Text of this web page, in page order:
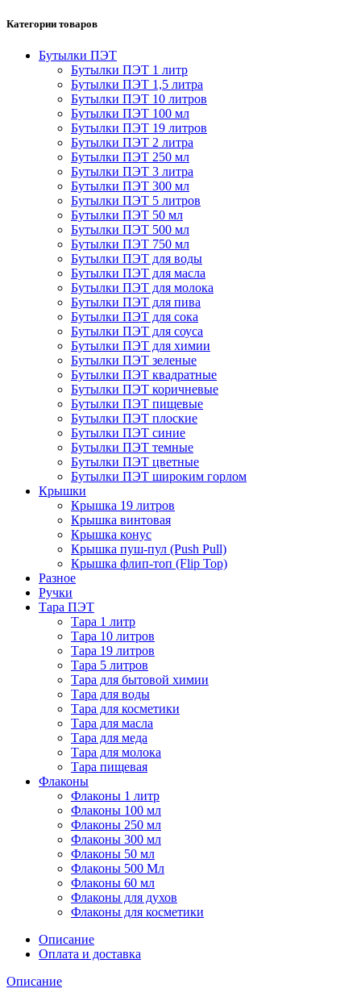
Категории товаров
Бутылки ПЭТ
Бутылки ПЭТ 1 литр
Бутылки ПЭТ 1,5 литра
Бутылки ПЭТ 10 литров
Бутылки ПЭТ 100 мл
Бутылки ПЭТ 19 литров
Бутылки ПЭТ 2 литра
Бутылки ПЭТ 250 мл
Бутылки ПЭТ 3 литра
Бутылки ПЭТ 300 мл
Бутылки ПЭТ 5 литров
Бутылки ПЭТ 50 мл
Бутылки ПЭТ 500 мл
Бутылки ПЭТ 750 мл
Бутылки ПЭТ для воды
Бутылки ПЭТ для масла
Бутылки ПЭТ для молока
Бутылки ПЭТ для пива
Бутылки ПЭТ для сока
Бутылки ПЭТ для соуса
Бутылки ПЭТ для химии
Бутылки ПЭТ зеленые
Бутылки ПЭТ квадратные
Бутылки ПЭТ коричневые
Бутылки ПЭТ пищевые
Бутылки ПЭТ плоские
Бутылки ПЭТ синие
Бутылки ПЭТ темные
Бутылки ПЭТ цветные
Бутылки ПЭТ широким горлом
Крышки
Крышка 19 литров
Крышка винтовая
Крышка конус
Крышка пуш-пул (Push Pull)
Крышка флип-топ (Flip Top)
Разное
Ручки
Тара ПЭТ
Тара 1 литр
Тара 10 литров
Тара 19 литров
Тара 5 литров
Тара для бытовой химии
Тара для воды
Тара для косметики
Тара для масла
Тара для меда
Тара для молока
Тара пищевая
Флаконы
Флаконы 1 литр
Флаконы 100 мл
Флаконы 250 мл
Флаконы 300 мл
Флаконы 50 мл
Флаконы 500 Мл
Флаконы 60 мл
Флаконы для духов
Флаконы для косметики
Описание
Оплата и доставка
Описание